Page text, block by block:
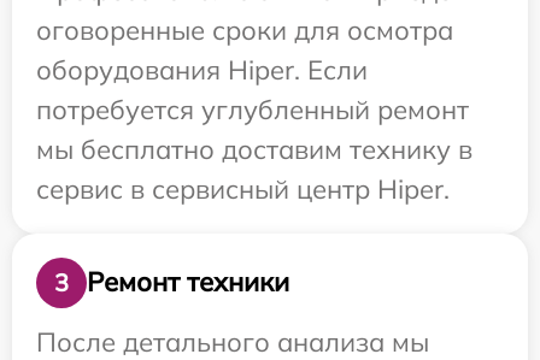
оговоренные сроки для осмотра
оборудования Hiper. Если
потребуется углубленный ремонт
мы бесплатно доставим технику в
сервис в сервисный центр Hiper.
3
Ремонт техники
После детального анализа мы